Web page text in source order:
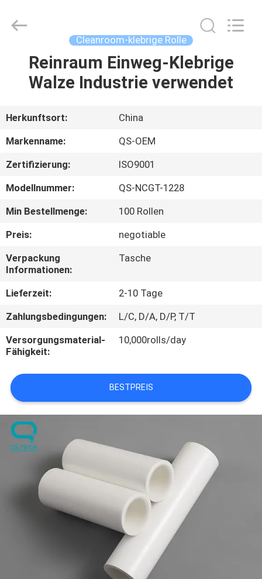
HAUS
ÜBER
UNS
FABRIK-
AUSFLUG
QUALITÄTSKONTROLLE
TRETEN
SIE
UNS
VERBINDUNG
NACHRICHTEN
FORDERN
SIE
Technology
Co.,Ltd.
Cleanroom-klebrige Rolle
Reinraum Einweg-Klebrige
Walze Industrie verwendet
Herkunftsort:
China
Markenname:
QS-OEM
Zertifizierung:
ISO9001
Modellnummer:
QS-NCGT-1228
Min Bestellmenge:
100 Rollen
Preis:
negotiable
Verpackung
Informationen:
Tasche
Lieferzeit:
2-10 Tage
Zahlungsbedingungen:
L/C, D/A, D/P, T/T
Versorgungsmaterial-
Fähigkeit:
10,000rolls/day
BESTPREIS